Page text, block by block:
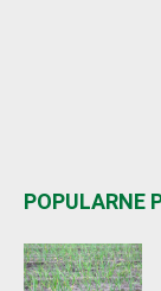
POPULARNE